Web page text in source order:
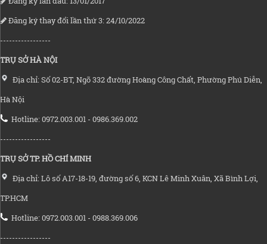
Đăng ký thay đổi lần thứ 3: 24/10/2022
-----------------
TRỤ SỞ HÀ NỘI
Địa chỉ: Số 02-BT, Ngõ 332 đường Hoàng Công Chất, Phường Phú Diễn,
Hà Nội
Hotline: 0972.003.001 - 0986.369.002
-----------------
TRỤ SỞ TP. HỒ CHÍ MINH
Địa chỉ: Lô số A17-18-19, đường số 6, KCN Lê Minh Xuân, Xã Bình Lợi,
TP.HCM
Hotline: 0972.003.001 - 0988.369.006
-----------------